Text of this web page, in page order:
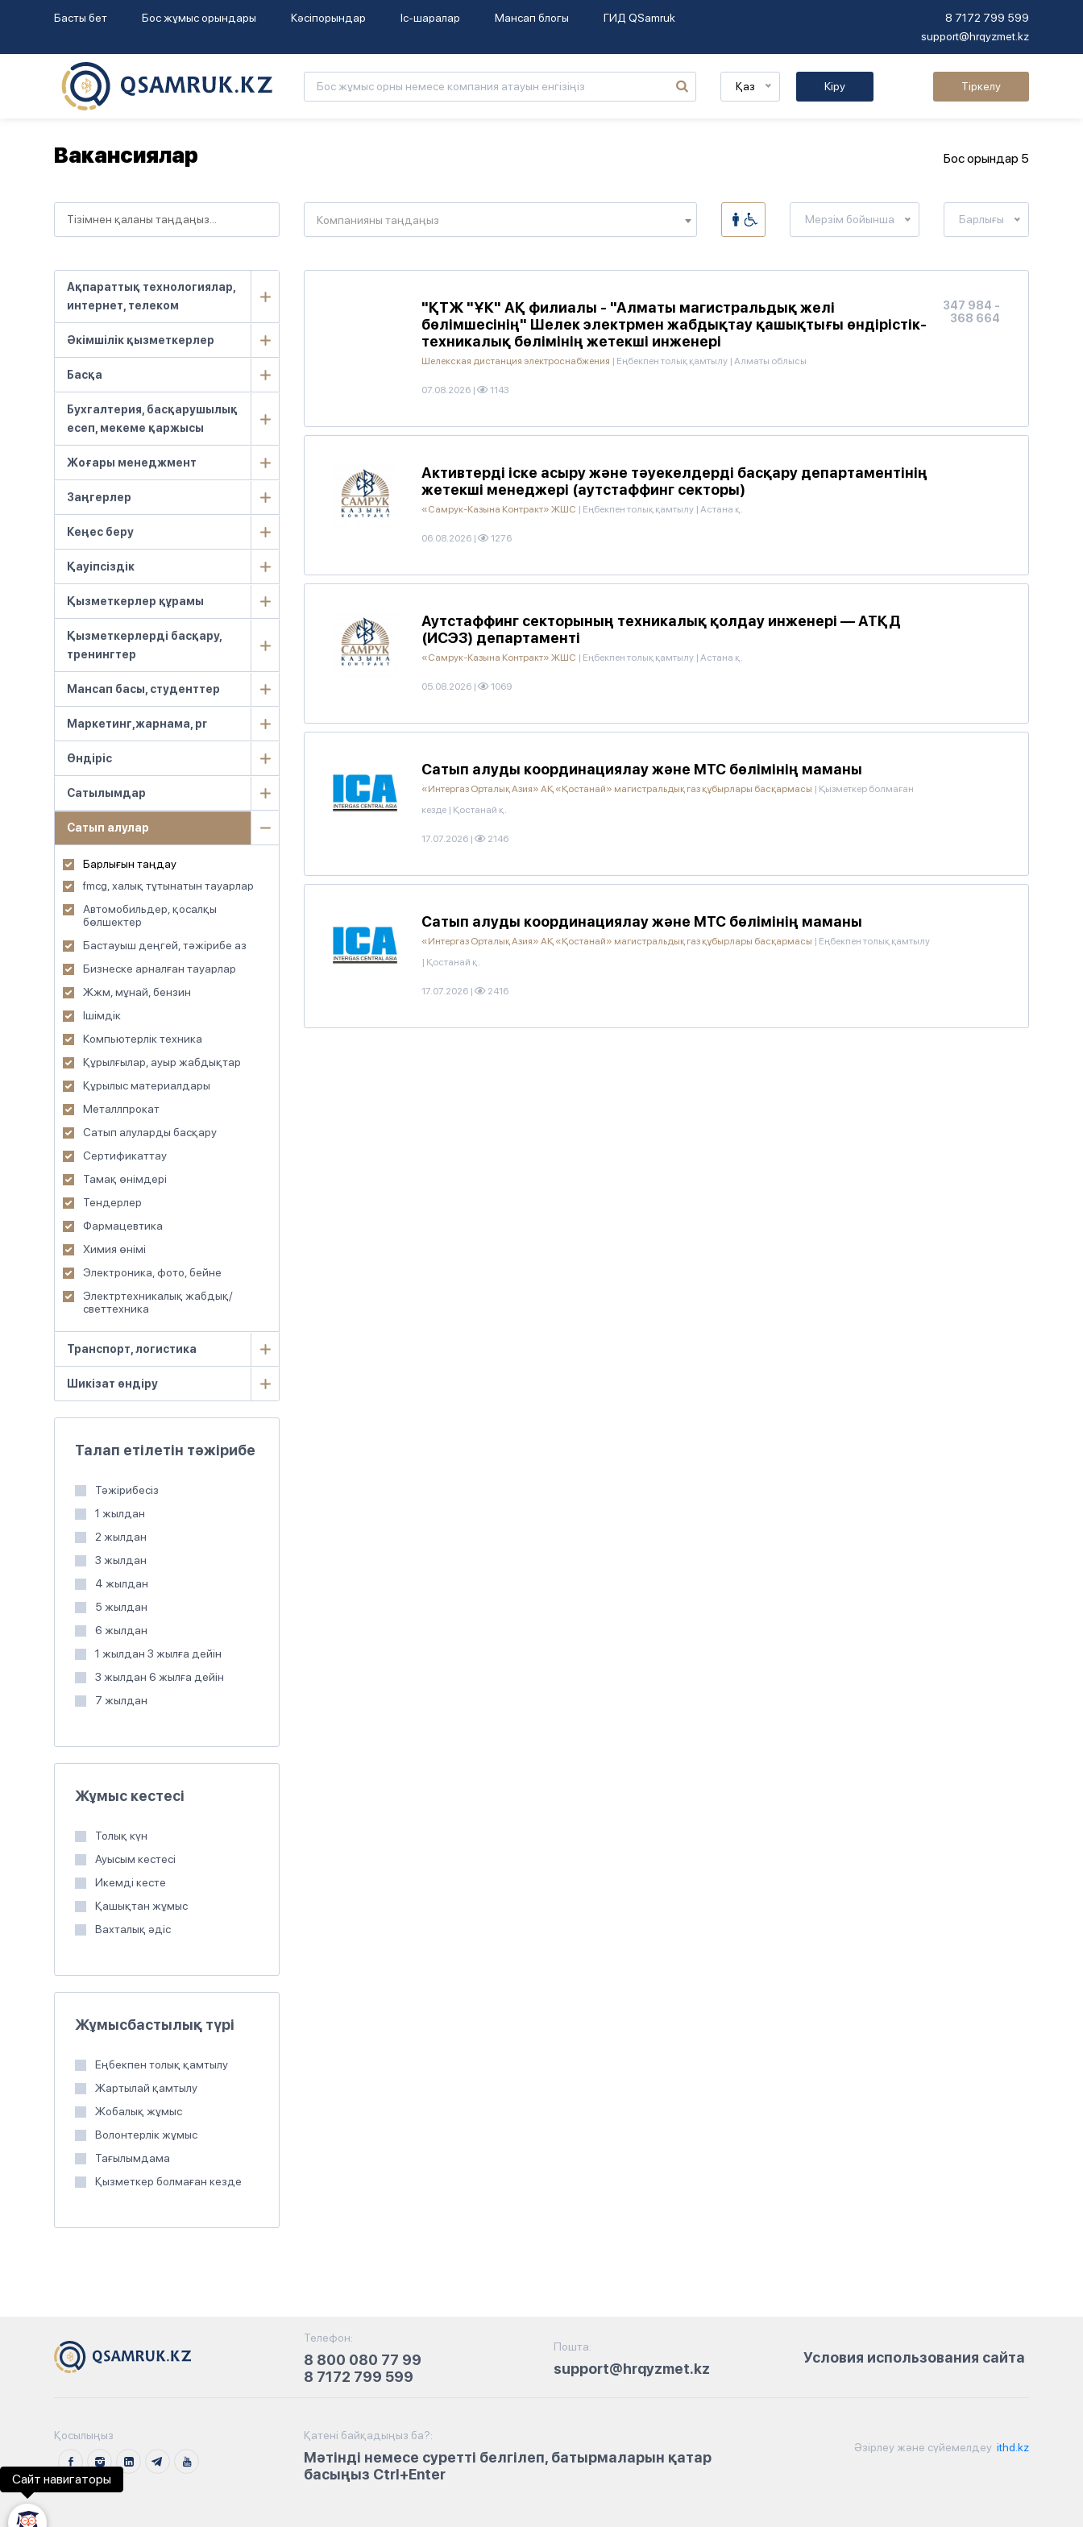
Басты бет Бос жұмыс орындары Кәсіпорындар Іс-шаралар Мансап блогы ГИД QSamruk
8 7172 799 599
support@hrqyzmet.kz
Қаз Кіру Тіркелу
Вакансиялар Бос орындар 5
Компанияны таңдаңыз Мерзім бойынша Барлығы
Ақпараттық технологиялар,
интернет, телеком
Әкімшілік қызметкерлер
Басқа
Бухгалтерия, басқарушылық
есеп, мекеме қаржысы
Жоғары менеджмент
Заңгерлер
Кеңес беру
Қауіпсіздік
Қызметкерлер құрамы
Қызметкерлерді басқару,
тренингтер
Мансап басы, студенттер
Маркетинг,жарнама, pr
Өндіріс
Сатылымдар
Сатып алулар
Барлығын таңдау
fmcg, халық тұтынатын тауарлар
Автомобильдер, қосалқы
бөлшектер
Бастауыш деңгей, тәжірибе аз
Бизнеске арналған тауарлар
Жжм, мұнай, бензин
Ішімдік
Компьютерлік техника
Құрылғылар, ауыр жабдықтар
Құрылыс материалдары
Металлпрокат
Сатып алуларды басқару
Сертификаттау
Тамақ өнімдері
Тендерлер
Фармацевтика
Химия өнімі
Электроника, фото, бейне
Электртехникалық жабдық/
светтехника
Транспорт, логистика
Шикізат өндіру
Талап етілетін тәжірибе
Тәжірибесіз
1 жылдан
2 жылдан
3 жылдан
4 жылдан
5 жылдан
6 жылдан
1 жылдан 3 жылға дейін
3 жылдан 6 жылға дейін
7 жылдан
Жұмыс кестесі
Толық күн
Ауысым кестесі
Икемді кесте
Қашықтан жұмыс
Вахталық әдіс
Жұмысбастылық түрі
Еңбекпен толық қамтылу
Жартылай қамтылу
Жобалық жұмыс
Волонтерлік жұмыс
Тағылымдама
Қызметкер болмаған кезде
"ҚТЖ "ҰК" АҚ филиалы - "Алматы магистральдық желі
бөлімшесінің" Шелек электрмен жабдықтау қашықтығы өндірістік-
техникалық бөлімінің жетекші инженері
Шелекская дистанция электроснабжения | Еңбекпен толық қамтылу | Алматы облысы
07.08.2026 | 1143
347 984 -
368 664
Активтерді іске асыру және тәуекелдерді басқару департаментінің
жетекші менеджері (аутстаффинг секторы)
«Самрук-Казына Контракт» ЖШС | Еңбекпен толық қамтылу | Астана қ.
06.08.2026 | 1276
Аутстаффинг секторының техникалық қолдау инженері — АТҚД
(ИСЭЗ) департаменті
«Самрук-Казына Контракт» ЖШС | Еңбекпен толық қамтылу | Астана қ.
05.08.2026 | 1069
Сатып алуды координациялау және МТС бөлімінің маманы
«Интергаз Орталық Азия» АҚ «Қостанай» магистральдық газ құбырлары басқармасы | Қызметкер болмаған
кезде | Қостанай қ.
17.07.2026 | 2146
Сатып алуды координациялау және МТС бөлімінің маманы
«Интергаз Орталық Азия» АҚ «Қостанай» магистральдық газ құбырлары басқармасы | Еңбекпен толық қамтылу
| Қостанай қ.
17.07.2026 | 2416
Телефон:
8 800 080 77 99
8 7172 799 599
Пошта:
support@hrqyzmet.kz
Условия использования сайта
Қосылыңыз Қатені байқадыңыз ба?:
Мәтінді немесе суретті белгілеп, батырмаларын қатар
басыңыз Ctrl+Enter
Әзірлеу және сүйемелдеу ithd.kz
Сайт навигаторы